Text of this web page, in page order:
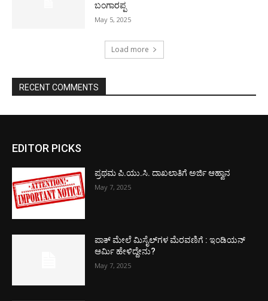
ಬಂಗಾರಪ್ಪ
May 5, 2025
Load more
RECENT COMMENTS
EDITOR PICKS
ಪ್ರಥಮ ಪಿ.ಯು.ಸಿ. ದಾಖಲಾತಿಗೆ ಅರ್ಜಿ ಆಹ್ವಾನ
May 7, 2025
ಪಾಕ್​ ಮೇಲೆ ಮಿಸೈಲ್​ಗಳ ಮೆರವಣಿಗೆ : ಇಂಡಿಯನ್
ಆರ್ಮಿ ಹೇಳಿದ್ದೇನು?
May 7, 2025